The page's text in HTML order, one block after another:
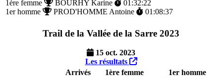
1ère femme
BOURHY Karine
01:32:22
1er homme
PROD'HOMME Antoine 01:08:37
Trail de la Vallée de la Sarre 2023
15 oct. 2023
Les résultats
Arrivés
1ère femme
1er homme